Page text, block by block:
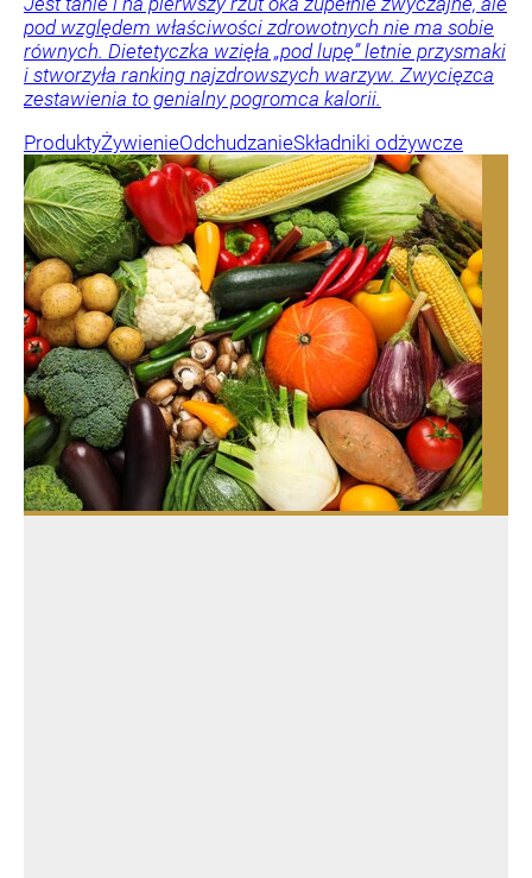
pod względem właściwości zdrowotnych nie ma sobie
równych. Dietetyczka wzięła „pod lupę” letnie przysmaki
i stworzyła ranking najzdrowszych warzyw. Zwycięzca
zestawienia to genialny pogromca kalorii.
ProduktyŻywienieOdchudzanieSkładniki odżywcze